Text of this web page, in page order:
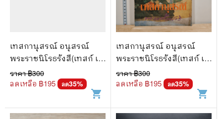
เทสกานุสรณ์ อนุสรณ์
พระราชนิโรธรังสี(เทสก์ เท
สรังสี) - หลวงปู่เทสก์
ราคา ฿300
ลดเหลือ ฿195 ลด35%
shopping_cart
เทสกานุสรณ์ อนุสรณ์
พระราชนิโรธรังสี(เทสก์ เท
สรังสี) - หลวงปู่เทสก์
ราคา ฿300
ลดเหลือ ฿195 ลด35%
shopping_cart
🎲 Board Game
📅 สินค้าอื่นๆ